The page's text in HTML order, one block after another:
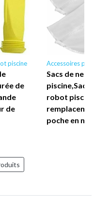
piscine
de
de
Accessoires
Sacs de
piscine,Sac
robot
poche en